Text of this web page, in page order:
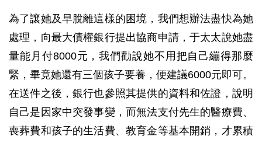
為了讓她及早脫離這樣的困境，我們想辦法盡快為她
處理，向最大債權銀行提出協商申請，于太太說她盡
量能月付8000元，我們勸說她不用把自己繃得那麼
緊，畢竟她還有三個孩子要養，便建議6000元即可。
在送件之後，銀行也參照其提供的資料和佐證，說明
自己是因家中突發事變，而無法支付先生的醫療費、
喪葬費和孩子的生活費、教育金等基本開銷，才累積